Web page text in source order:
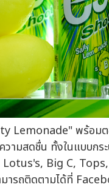
Lemonade" พร้อมต
วามสดชื่น ทั้งในแบบก
Big C,
ารถติดตามได้ที่